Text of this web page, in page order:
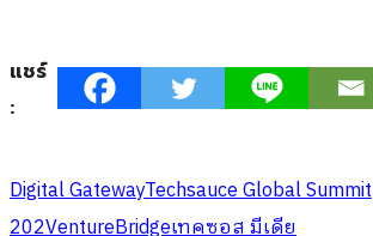
แชร์
:
Digital GatewayTechsauce Global Summit
202VentureBridgeเทคซอส มีเดีย